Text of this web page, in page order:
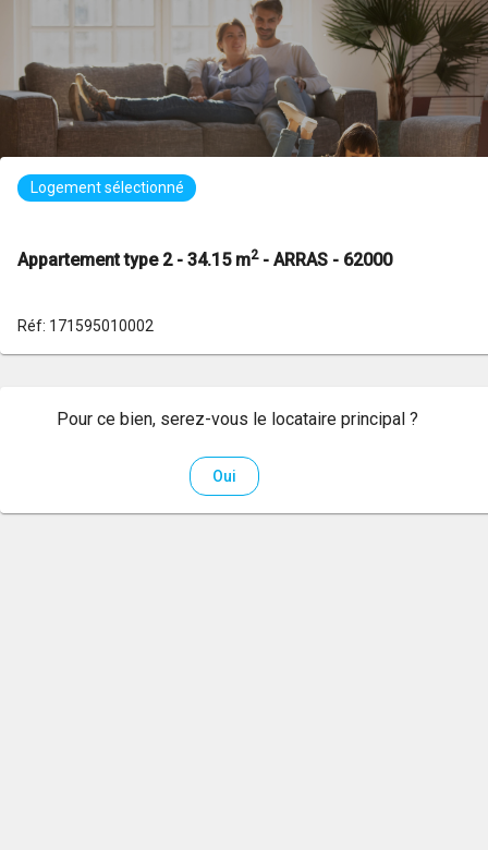
Logement sélectionné
Appartement type 2 - 34.15 m2- ARRAS - 62000
Réf: 171595010002
Pour ce bien, serez-vous le locataire principal ?
Oui